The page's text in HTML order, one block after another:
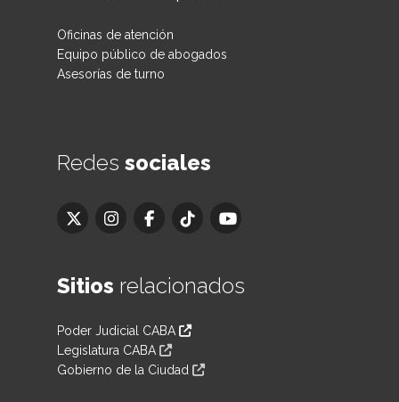
Oficinas de atención
Equipo público de abogados
Asesorías de turno
Redes sociales
Sitios relacionados
Poder Judicial CABA
Legislatura CABA
Gobierno de la Ciudad